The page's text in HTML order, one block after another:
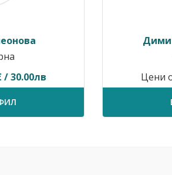
/ 30.00лв
Цени